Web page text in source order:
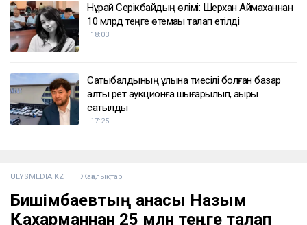
Нұрай Серікбайдың өлімі: Шерхан Аймаханнан
10 млрд теңге өтемақы талап етілді
18:03
Сатыбалдының ұлына тиесілі болған базар
алты рет аукционға шығарылып, ақыры
сатылды
17:25
ULYSMEDIA.KZ Жаңалықтар
Бишімбаевтың анасы Назым
Қахарманнан 25 млн теңге талап